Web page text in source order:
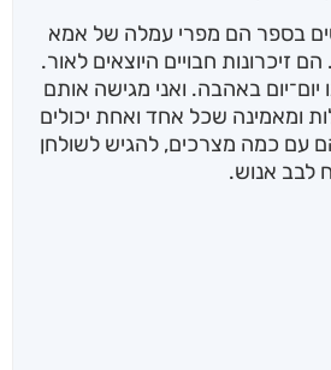
בספר הם מפרי עמלה של אמא
זיכרונות חבויים היוצאים לאור.
יום־יום באהבה. ואני מגישה אותם
ומאמינה שכל אחד ואחת יכולים
עם כמה מצרכים, להגיש לשולחן
לבב אנוש.